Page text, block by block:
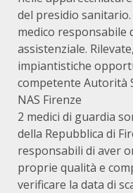
del presidio
medico responsabile
assistenziale.
impiantistiche
competente Autorità
NAS Firenze
2 medici di guardia
della Repubblica di
responsabili di aver
proprie qualità e
verificare la data di